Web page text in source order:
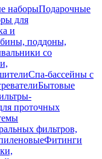
наборыПодарочные
для
и
поддоны,
со
Спа-бассейны с
Бытовые
проточных
фильтров,
Фитинги